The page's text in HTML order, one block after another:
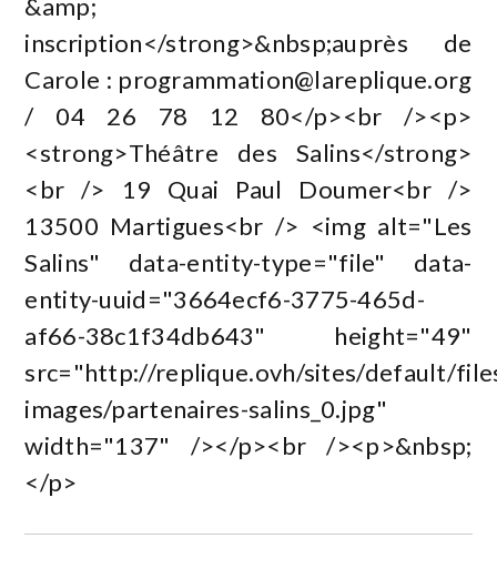
inscription</strong>&nbsp;auprès de
Carole : programmation@lareplique.org
/ 04 26 78 12 80</p><br /><p>
<strong>Théâtre des Salins</strong>
<br /> 19 Quai Paul Doumer<br />
13500 Martigues<br /> <img alt="Les
Salins" data-entity-type="file" data-
entity-uuid="3664ecf6-3775-465d-
af66-38c1f34db643" height="49"
src="http://replique.ovh/sites/default/
images/partenaires-salins_0.jpg"
width="137" /></p><br /><p>&nbsp;
</p>